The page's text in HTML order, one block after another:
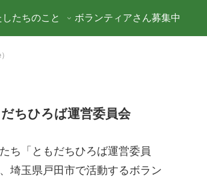
したちのこと ボランティアさん募集中
ちひろば運営委員会
ち「ともだちひろば運営委員
埼玉県戸田市で活動するボラン